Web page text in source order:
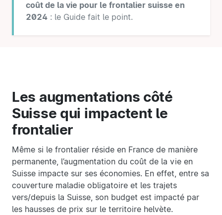
coût de la vie pour le frontalier suisse en
2024 : le Guide fait le point.
Les augmentations côté
Suisse qui impactent le
frontalier
Même si le frontalier réside en France de manière
permanente, l’augmentation du coût de la vie en
Suisse impacte sur ses économies. En effet, entre sa
couverture maladie obligatoire et les trajets
vers/depuis la Suisse, son budget est impacté par
les hausses de prix sur le territoire helvète.